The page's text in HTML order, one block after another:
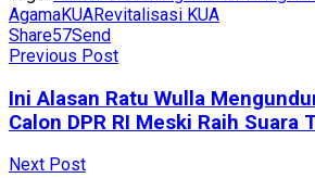
AgamaKUARevitalisasi KUA
Share57Send
Previous Post
Ini Alasan Ratu Wulla
Calon DPR RI Meski Raih Suara
Next Post